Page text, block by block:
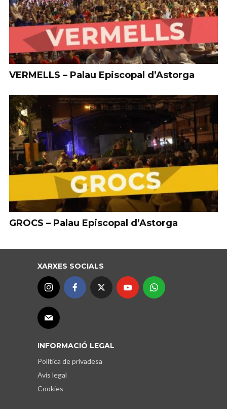
VERMELLS – Palau Episcopal d’Astorga
GROCS – Palau Episcopal d’Astorga
XARXES SOCIALS
INFORMACIÓ LEGAL
Política de privadesa
Avís legal
Cookies